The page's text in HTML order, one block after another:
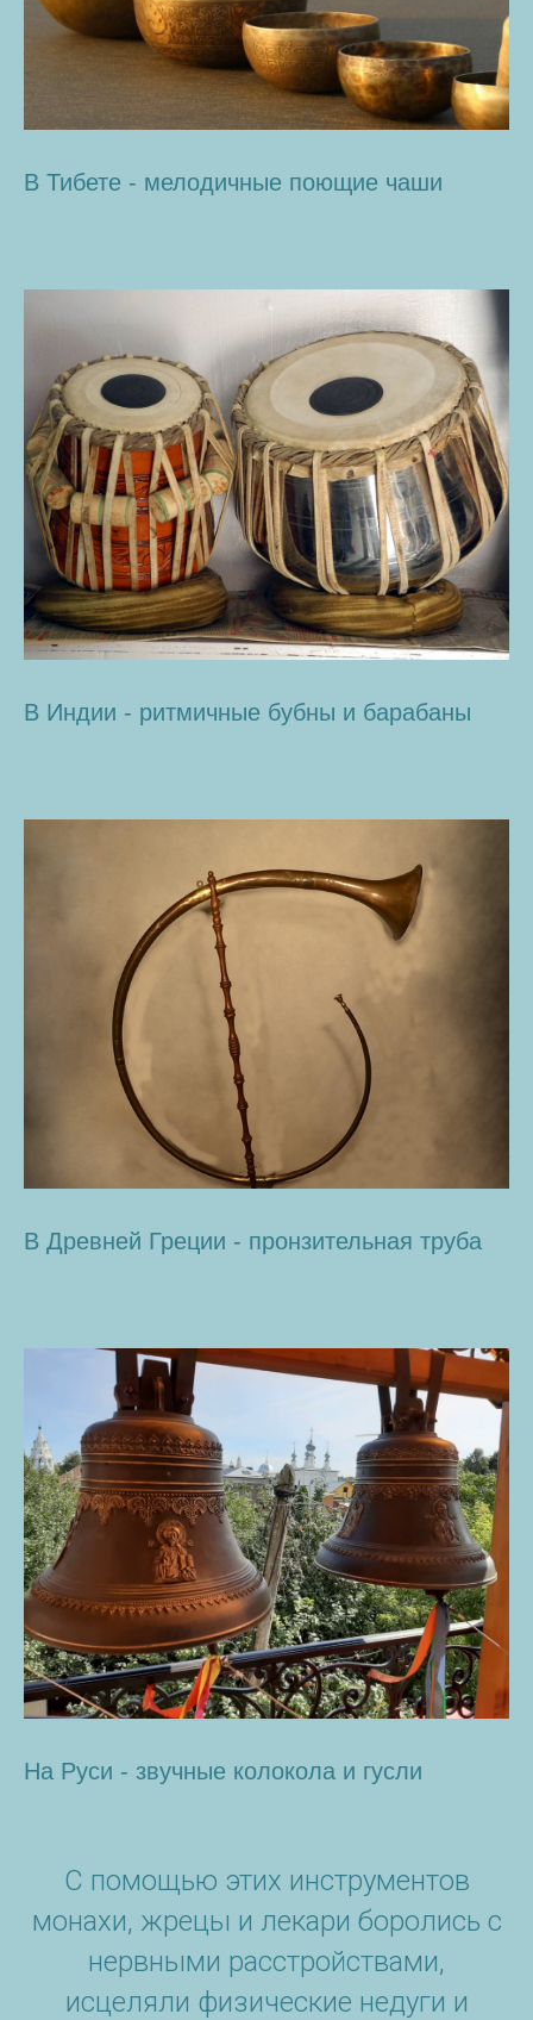
В Тибете - мелодичные поющие чаши
В Индии - ритмичные бубны и барабаны
В Древней Греции - пронзительная труба
На Руси - звучные колокола и гусли
С помощью этих инструментов
монахи, жрецы и лекари боролись с
нервными расстройствами,
исцеляли физические недуги и